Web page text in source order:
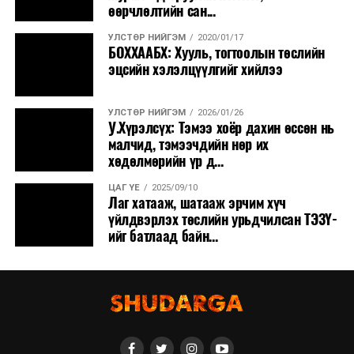
Их Хурлын
төсөл
/Засгийн
газар
өдөр өргөн
мэдүүлсэн,
анхны
хэлэлцүүлэг,
нэн яаралтай
Хууль зүйн
байнгын
· “Иргэний
ба арилжааны
шүүхийн
туслалцаа
15.00
өөрчлөлтийн сан...
УЛСТӨР НИЙГЭМ 2020/01/17
БОХХААБХ: Хууль, тогтоолын төслийн
эцсийн хэлэлцүүлгийг хийлээ
УЛСТӨР НИЙГЭМ 2026/01/26
У.Хүрэлсүх: Тэмээ хоёр дахин өссөн нь
малчид, тэмээчдийн нөр их
хөдөлмөрийн үр д...
ЦАГ ҮЕ 2025/09/10
Лаг хатааж, шатааж эрчим хүч
үйлдвэрлэх төслийн урьдчилсан ТЭЗҮ-
ийг батлаад байн...